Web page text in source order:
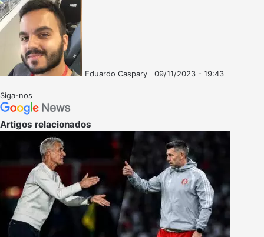
Eduardo Caspary
09/11/2023 - 19:43
Siga-nos
Artigos relacionados